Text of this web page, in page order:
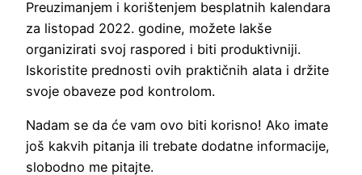
Preuzimanjem i korištenjem besplatnih kalendara
za listopad 2022. godine, možete lakše
organizirati svoj raspored i biti produktivniji.
Iskoristite prednosti ovih praktičnih alata i držite
svoje obaveze pod kontrolom.
Nadam se da će vam ovo biti korisno! Ako imate
još kakvih pitanja ili trebate dodatne informacije,
slobodno me pitajte.